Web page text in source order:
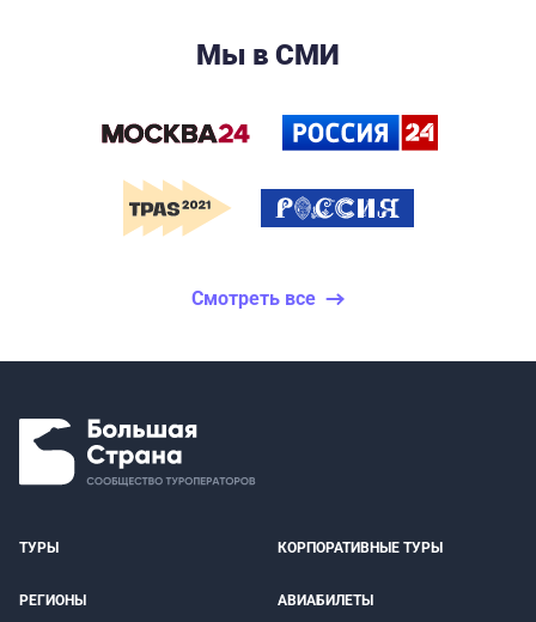
Мы в СМИ
Смотреть все
ТУРЫ КОРПОРАТИВНЫЕ ТУРЫ
РЕГИОНЫ АВИАБИЛЕТЫ